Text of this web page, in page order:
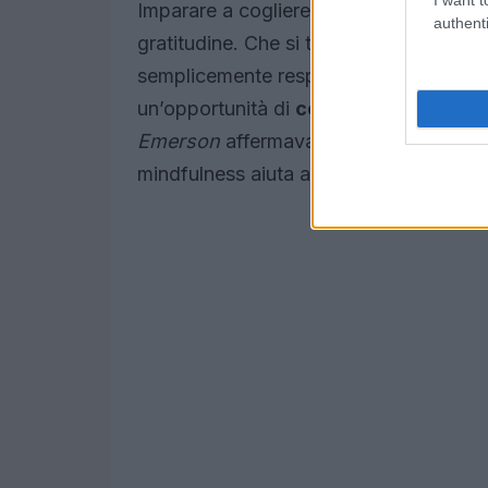
Imparare a cogliere la bellezza nel
gratitudine. Che si tratti di osservare
semplicemente respirare
un’opportunità di connessione con
Emerson affermava che la bellezza è
mindfulness aiuta a rivelare questa